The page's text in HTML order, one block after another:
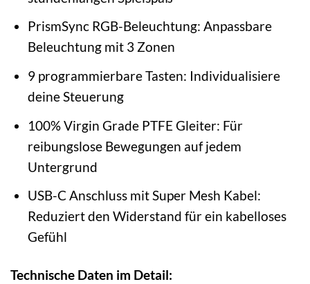
PrismSync RGB-Beleuchtung: Anpassbare
Beleuchtung mit 3 Zonen
9 programmierbare Tasten: Individualisiere
deine Steuerung
100% Virgin Grade PTFE Gleiter: Für
reibungslose Bewegungen auf jedem
Untergrund
USB-C Anschluss mit Super Mesh Kabel:
Reduziert den Widerstand für ein kabelloses
Gefühl
Technische Daten im Detail: